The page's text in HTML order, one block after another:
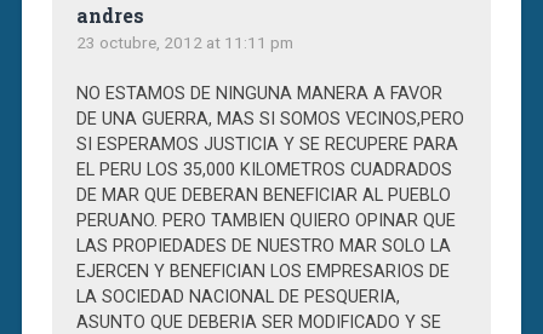
andres
23 octubre, 2012 at 11:11 pm
NO ESTAMOS DE NINGUNA MANERA A FAVOR
DE UNA GUERRA, MAS SI SOMOS VECINOS,PERO
SI ESPERAMOS JUSTICIA Y SE RECUPERE PARA
EL PERU LOS 35,000 KILOMETROS CUADRADOS
DE MAR QUE DEBERAN BENEFICIAR AL PUEBLO
PERUANO. PERO TAMBIEN QUIERO OPINAR QUE
LAS PROPIEDADES DE NUESTRO MAR SOLO LA
EJERCEN Y BENEFICIAN LOS EMPRESARIOS DE
LA SOCIEDAD NACIONAL DE PESQUERIA,
ASUNTO QUE DEBERIA SER MODIFICADO Y SE